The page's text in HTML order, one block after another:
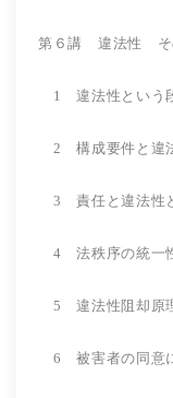
第６講 違法性 そ
1 違法性という
2 構成要件と
3 責任と違法性
4 法秩序の統一
5 違法性阻却
6 被害者の同意